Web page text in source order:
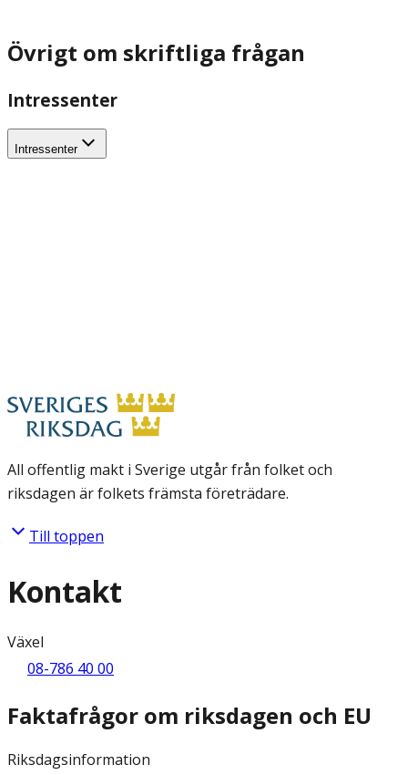
Övrigt om skriftliga frågan
Intressenter
Intressenter
All offentlig makt i Sverige utgår från folket och
riksdagen är folkets främsta företrädare.
Till toppen
Kontakt
Växel
08-786 40 00
Faktafrågor om riksdagen och EU
Riksdagsinformation